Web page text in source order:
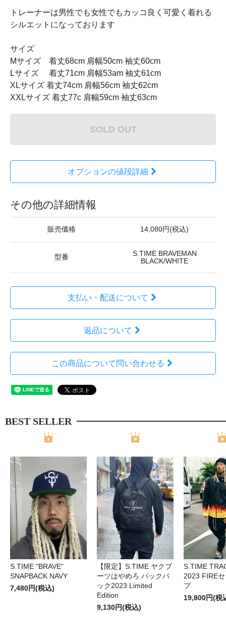
トレーナーは男性でも女性でもカッコ良く可愛く着れる
シルエットになっております
サイズ
Mサイズ 着丈68cm 肩幅50cm 袖丈60cm
Lサイズ 着丈71cm 肩幅53am 袖丈61cm
XLサイズ 着丈74cm 肩幅56cm 袖丈62cm
XXLサイズ 着丈77c 肩幅59cm 袖丈63cm
SOLD OUT
オプションの値段詳細
その他の詳細情報
販売価格 14,080円(税込)
型番
S.TIME BRAVEMAN
BLACK/WHITE
支払い・配送について
返品について
この商品について問い合わせる
BEST SELLER
S.TIME "BRAVE"
SNAPBACK NAVY
7,480円(税込)
【限定】S.TIME ヤクブ
ーツはやめろ バックパ
ック2023 Limited
Edition
9,130円(税込)
S.TIME
2023 FIRE
プ
19,800円(税